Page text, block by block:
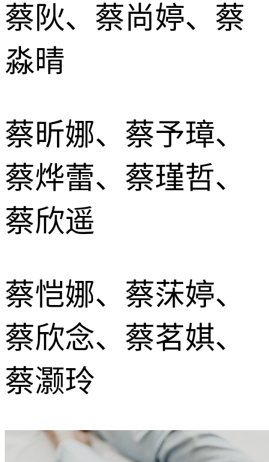
蔡阦、蔡尚婷、蔡
淼晴
蔡昕娜、蔡予璋、
蔡烨蕾、蔡瑾哲、
蔡欣遥
蔡恺娜、蔡莯婷、
蔡欣念、蔡茗娸、
蔡灏玲